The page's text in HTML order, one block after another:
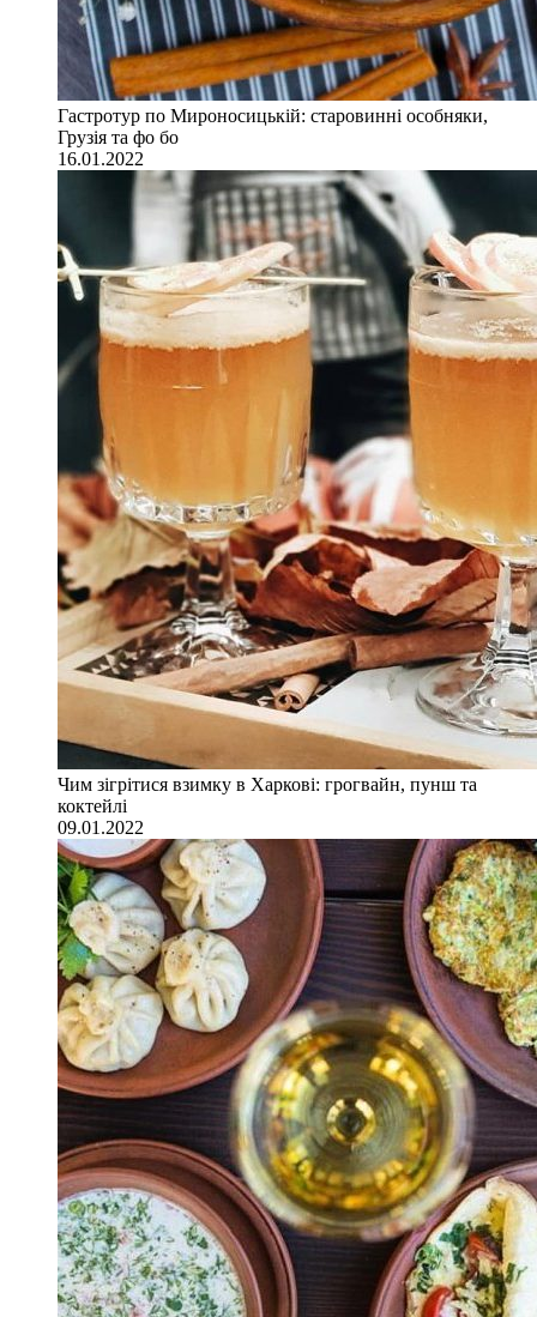
Гастротур по Мироносицькій: старовинні особняки,
Грузія та фо бо
16.01.2022
Чим зігрітися взимку в Харкові: грогвайн, пунш та
коктейлі
09.01.2022